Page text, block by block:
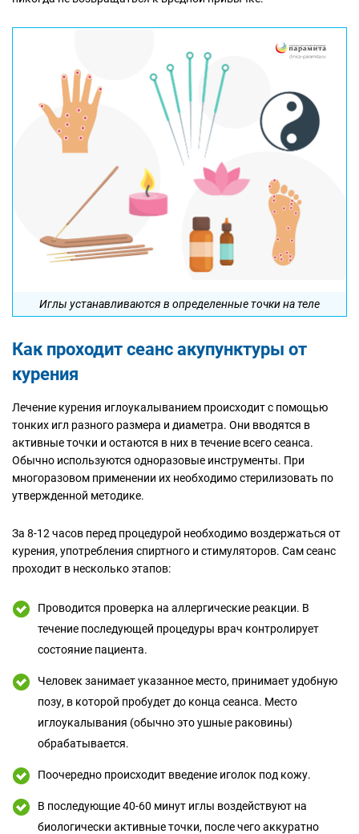
Иглы устанавливаются в определенные точки на теле
Как проходит сеанс акупунктуры от
курения
Лечение курения иглоукалыванием происходит с помощью
тонких игл разного размера и диаметра. Они вводятся в
активные точки и остаются в них в течение всего сеанса.
Обычно используются одноразовые инструменты. При
многоразовом применении их необходимо стерилизовать по
утвержденной методике.
За 8-12 часов перед процедурой необходимо воздержаться от
курения, употребления спиртного и стимуляторов. Сам сеанс
проходит в несколько этапов:
Проводится проверка на аллергические реакции. В
течение последующей процедуры врач контролирует
состояние пациента.
Человек занимает указанное место, принимает удобную
позу, в которой пробудет до конца сеанса. Место
иглоукалывания (обычно это ушные раковины)
обрабатывается.
Поочередно происходит введение иголок под кожу.
В последующие 40-60 минут иглы воздействуют на
биологически активные точки, после чего аккуратно